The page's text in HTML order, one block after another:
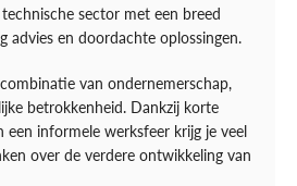
sector met een breed
advies en doordachte oplossingen.
van ondernemerschap,
betrokkenheid. Dankzij korte
een informele werksfeer krijg je veel
over de verdere ontwikkeling van